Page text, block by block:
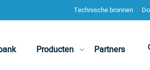
Technische bronnen
Producten Partners